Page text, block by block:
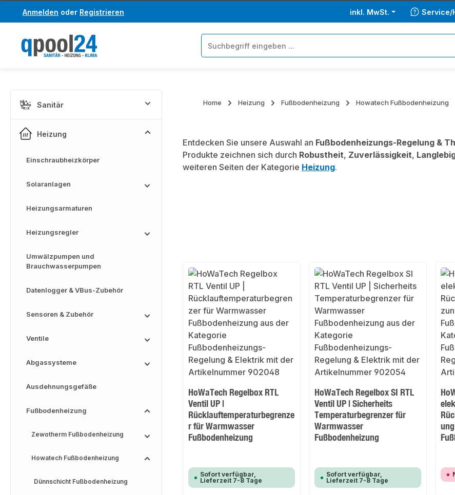
Hauptinhalt springen
Zur Suche springen
Anmelden oder Registrieren inkl. MwSt. Service/
Sanitär
Heizung
Einschraubheizkörper
Solaranlagen
Heizungsarmaturen
Heizungsregler
Umwälzpumpen und
Brauchwasserpumpen
Datenlogger & VBus-Zubehör
Sensoren & Zubehör
Ventile
Abgassysteme
Ausdehnungsgefäße
Fußbodenheizung
Zewotherm Fußbodenheizung
Howatech Fußbodenheizung
Dünnschicht Fußbodenheizung
Home Heizung Fußbodenheizung Howatech Fußbodenheizung
Entdecken Sie unsere Auswahl an Fußbodenheizungs-Regelung &
Produkte zeichnen sich durch Robustheit, Zuverlässigkeit,
weiteren Seiten der Kategorie Heizung.
HoWaTech Regelbox RTL
Ventil UP |
Rücklauftemperaturbegrenze
r für Warmwasser
Fußbodenheizung
Sofort verfügbar,
Lieferzeit 7-8 Tage
HoWaTech Regelbox SI RTL
Ventil UP | Sicherheits
Temperaturbegrenzer für
Warmwasser
Fußbodenheizung
Sofort verfügbar,
Lieferzeit 7-8 Tage